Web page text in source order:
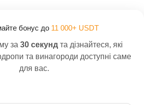
бонус до 11 000+ USDT
за 30 секундта дізнайтеся, які
та винагороди доступні саме
для вас.